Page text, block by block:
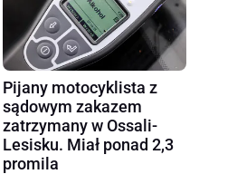
Pijany motocyklista z
sądowym zakazem
zatrzymany w Ossali-
Lesisku. Miał ponad 2,3
promila